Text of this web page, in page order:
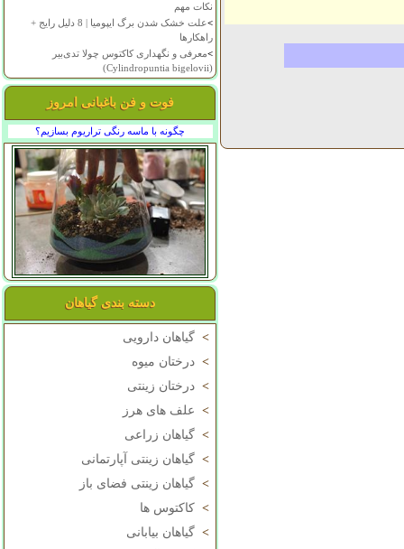
نکات مهم
>
علت خشک شدن برگ ایپومیا | 8 دلیل رایج +
راهکارها
>معرفی و نگهداری کاکتوس چولا تدی‌بیر
(Cylindropuntia bigelovii)
فوت و فن باغبانی امروز
چگونه با ماسه رنگی تراریوم بسازیم؟
دسته بندی گیاهان
> گیاهان دارویی
> درختان میوه
> درختان زینتی
> علف های هرز
> گیاهان زراعی
> گیاهان زینتی آپارتمانی
> گیاهان زینتی فضای باز
> کاکتوس ها
> گیاهان بیابانی